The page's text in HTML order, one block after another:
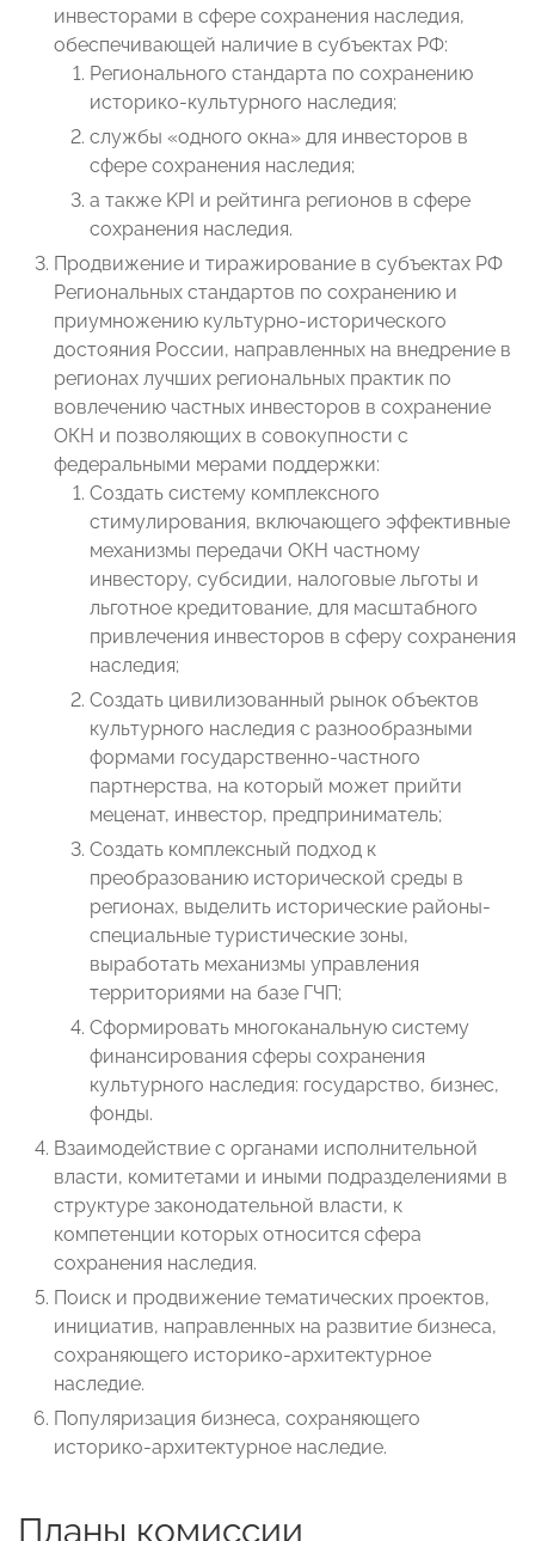
инвесторами в сфере сохранения наследия,
обеспечивающей наличие в субъектах РФ:
Регионального стандарта по сохранению
историко-культурного наследия;
службы «одного окна» для инвесторов в
сфере сохранения наследия;
а также KPI и рейтинга регионов в сфере
сохранения наследия.
Продвижение и тиражирование в субъектах РФ
Региональных стандартов по сохранению и
приумножению культурно-исторического
достояния России, направленных на внедрение в
регионах лучших региональных практик по
вовлечению частных инвесторов в сохранение
ОКН и позволяющих в совокупности с
федеральными мерами поддержки:
Создать систему комплексного
стимулирования, включающего эффективные
механизмы передачи ОКН частному
инвестору, субсидии, налоговые льготы и
льготное кредитование, для масштабного
привлечения инвесторов в сферу сохранения
наследия;
Создать цивилизованный рынок объектов
культурного наследия с разнообразными
формами государственно-частного
партнерства, на который может прийти
меценат, инвестор, предприниматель;
Создать комплексный подход к
преобразованию исторической среды в
регионах, выделить исторические районы-
специальные туристические зоны,
выработать механизмы управления
территориями на базе ГЧП;
Сформировать многоканальную систему
финансирования сферы сохранения
культурного наследия: государство, бизнес,
фонды.
Взаимодействие с органами исполнительной
власти, комитетами и иными подразделениями в
структуре законодательной власти, к
компетенции которых относится сфера
сохранения наследия.
Поиск и продвижение тематических проектов,
инициатив, направленных на развитие бизнеса,
сохраняющего историко-архитектурное
наследие.
Популяризация бизнеса, сохраняющего
историко-архитектурное наследие.
Планы комиссии